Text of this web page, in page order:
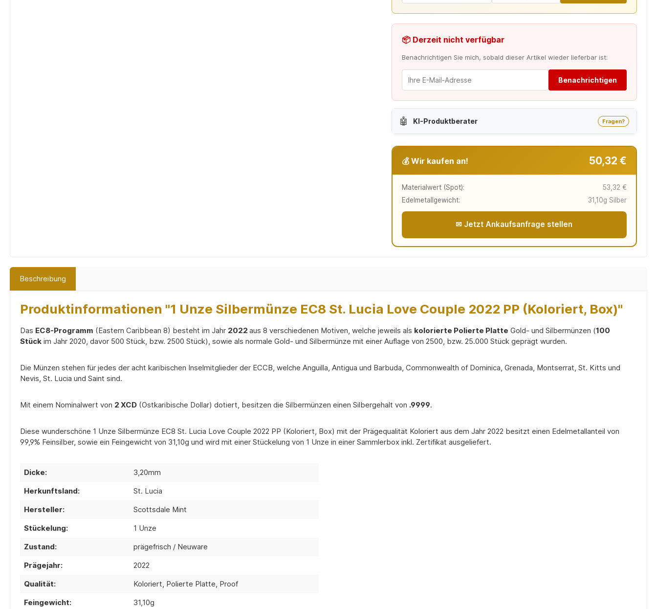
📦 Derzeit nicht verfügbar
Benachrichtigen Sie mich, sobald dieser Artikel wieder lieferbar ist:
Benachrichtigen
🤖 KI-Produktberater Fragen?
💰 Wir kaufen an! 50,32 €
Materialwert (Spot):
53,32 €
Edelmetallgewicht:
31,10g Silber
✉ Jetzt Ankaufsanfrage stellen
Beschreibung
Produktinformationen "1 Unze Silbermünze EC8 St. Lucia Love Couple 2022 PP (Koloriert, Box)"
Das EC8-Programm (Eastern Caribbean 8) besteht im Jahr 2022 aus 8 verschiedenen Motiven, welche jeweils als kolorierte Polierte Platte Gold- und Silbermünzen (100
Stück im Jahr 2020, davor 500 Stück, bzw. 2500 Stück), sowie als normale Gold- und Silbermünze mit einer Auflage von 2500, bzw. 25.000 Stück geprägt wurden.
Die Münzen stehen für jedes der acht karibischen Inselmitglieder der ECCB, welche Anguilla, Antigua und Barbuda, Commonwealth of Dominica, Grenada, Montserrat, St. Kitts und
Nevis, St. Lucia und Saint sind.
Mit einem Nominalwert von 2 XCD (Ostkaribische Dollar) dotiert, besitzen die Silbermünzen einen Silbergehalt von .9999.
Diese wunderschöne 1 Unze Silbermünze EC8 St. Lucia Love Couple 2022 PP (Koloriert, Box) mit der Prägequalität Koloriert aus dem Jahr 2022 besitzt einen Edelmetallanteil von
99,9% Feinsilber, sowie ein Feingewicht von 31,10g und wird mit einer Stückelung von 1 Unze in einer Sammlerbox inkl. Zertifikat ausgeliefert.
Dicke:
3,20mm
Herkunftsland:
St. Lucia
Hersteller:
Scottsdale Mint
Stückelung:
1 Unze
Zustand:
prägefrisch / Neuware
Prägejahr:
2022
Qualität:
Koloriert, Polierte Platte, Proof
Feingewicht:
31,10g